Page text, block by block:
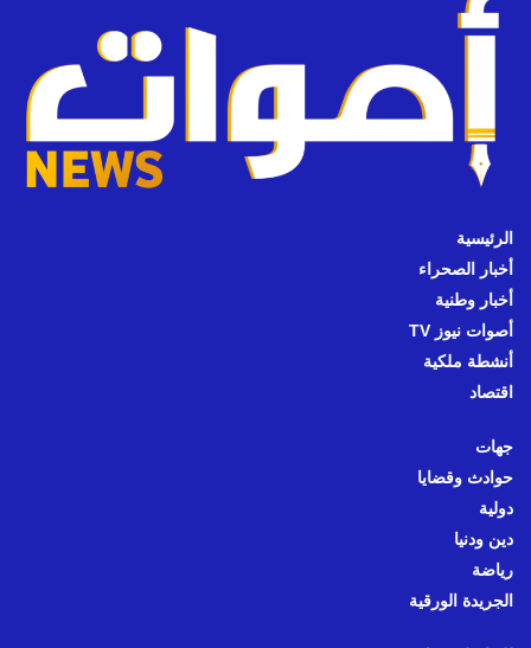
الرئيسية
أخبار الصحراء
أخبار وطنية
أصوات نيوز TV
أنشطة ملكية
اقتصاد
جهات
حوادث وقضايا
دولية
دين ودنيا
رياضة
الجريدة الورقية